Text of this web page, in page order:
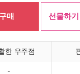
매 선물하기
한 우주점
-